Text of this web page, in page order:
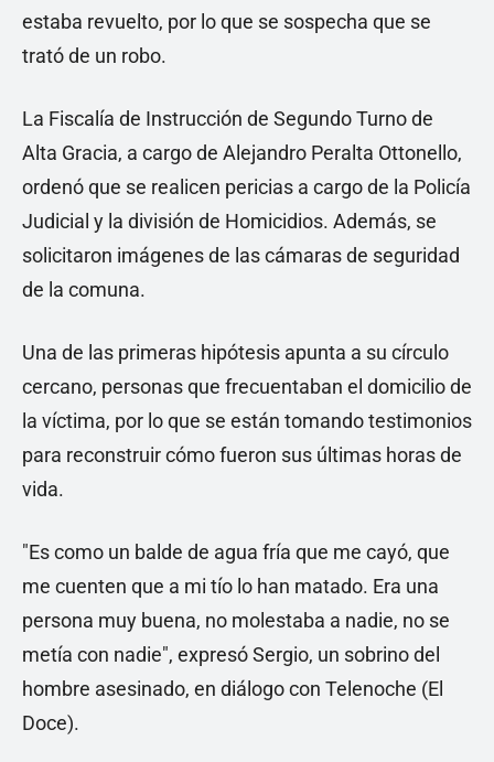
estaba revuelto, por lo que se sospecha que se
trató de un robo.
La Fiscalía de Instrucción de Segundo Turno de
Alta Gracia, a cargo de Alejandro Peralta Ottonello,
ordenó que se realicen pericias a cargo de la Policía
Judicial y la división de Homicidios. Además, se
solicitaron imágenes de las cámaras de seguridad
de la comuna.
Una de las primeras hipótesis apunta a su círculo
cercano, personas que frecuentaban el domicilio de
la víctima, por lo que se están tomando testimonios
para reconstruir cómo fueron sus últimas horas de
vida.
"Es como un balde de agua fría que me cayó, que
me cuenten que a mi tío lo han matado. Era una
persona muy buena, no molestaba a nadie, no se
metía con nadie", expresó Sergio, un sobrino del
hombre asesinado, en diálogo con Telenoche (El
Doce).